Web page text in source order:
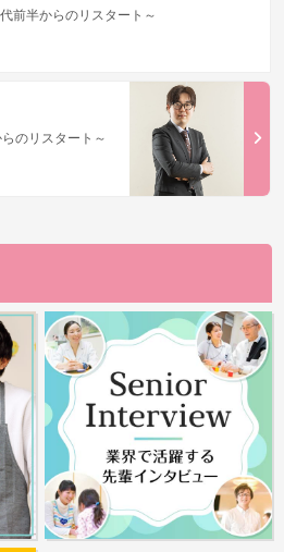
前半からのリスタート～
のリスタート～